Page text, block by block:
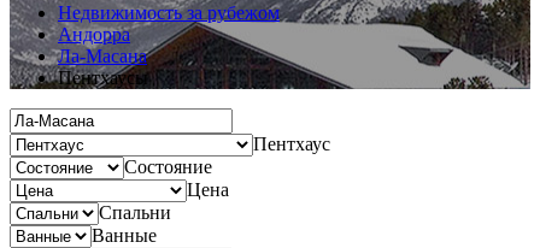
Недвижимость за рубежом
Андорра
Ла-Масана
Пентхаусы
Пентхаус
Состояние
Цена
Спальни
Ванные